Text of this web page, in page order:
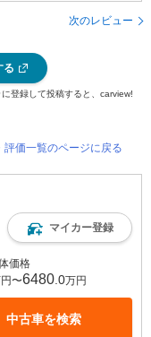
次のレビュー
る
登録して投稿すると、carview!
評価一覧のページに戻る
マイカー登録
価格
〜6480 .0万円
中古車を検索